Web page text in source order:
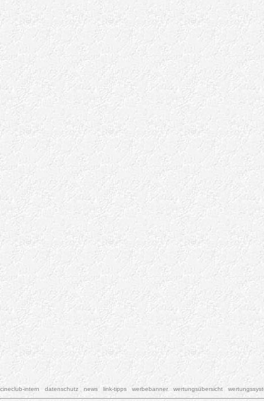
cineclub-intern datenschutz news link-tipps werbebanner wertungsübersicht